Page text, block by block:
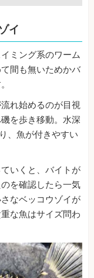
イ
ミング系のワーム
間も無いためかバ
れ始めるのが目視
を歩き移動。水深
、魚が付きやすい
いくと、バイトが
を確認したら一気
なベッコウゾイが
な魚はサイズ問わ